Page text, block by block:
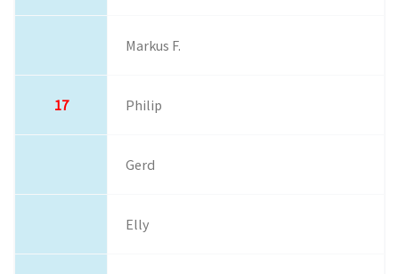
Markus F.
17 Philip
Gerd
Elly